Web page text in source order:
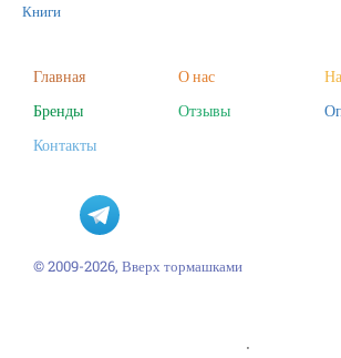
Книги
Фигурки
Наборы для творчества
Пазлы
Главная О нас
Бренды
Отзывы
Контакты
© 2009-2026, Вверх тормашками
'